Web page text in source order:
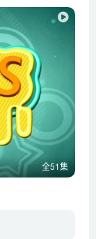
全51集